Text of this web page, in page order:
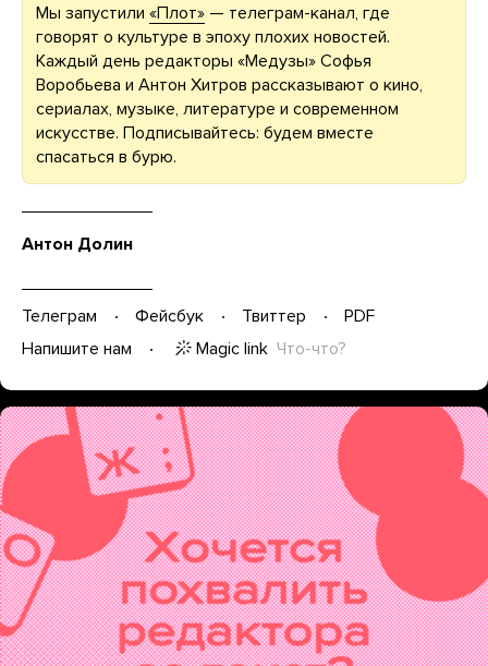
Мы запустили «Плот» — телеграм-канал, где
говорят о культуре в эпоху плохих новостей.
Каждый день редакторы «Медузы» Софья
Воробьева и Антон Хитров рассказывают о кино,
сериалах, музыке, литературе и современном
искусстве. Подписывайтесь: будем вместе
спасаться в бурю.
Антон Долин
Телеграм Фейсбук Твиттер
PDF
Напишите нам
Magic link Что-что?